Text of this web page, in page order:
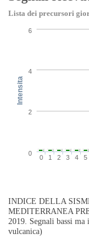
Lista dei precursori
Intensita
0 1 2 3 4 5
0
2
4
6
INDICE DELLA
MEDITERRANEA
2019. Segnali bassi
vulcanica)